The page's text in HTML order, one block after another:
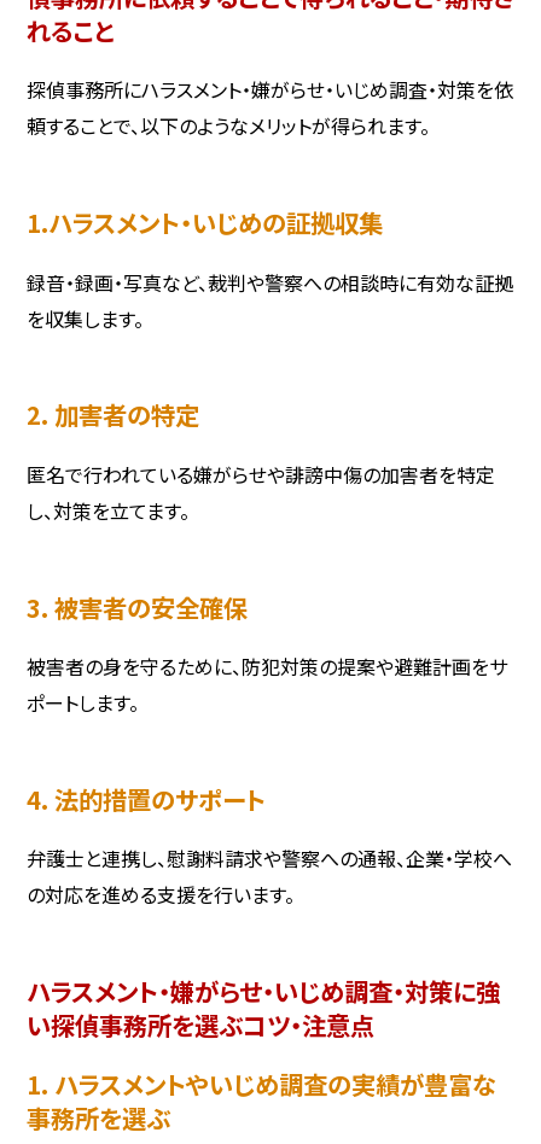
れること
探偵事務所にハラスメント・嫌がらせ・いじめ調査・対策を依
頼することで、以下のようなメリットが得られます。
1.ハラスメント・いじめの証拠収集
録音・録画・写真など、裁判や警察への相談時に有効な証拠
を収集します。
2. 加害者の特定
匿名で行われている嫌がらせや誹謗中傷の加害者を特定
し、対策を立てます。
3. 被害者の安全確保
被害者の身を守るために、防犯対策の提案や避難計画をサ
ポートします。
4. 法的措置のサポート
弁護士と連携し、慰謝料請求や警察への通報、企業・学校へ
の対応を進める支援を行います。
ハラスメント・嫌がらせ・いじめ調査・対策に強
い探偵事務所を選ぶコツ・注意点
1. ハラスメントやいじめ調査の実績が豊富な
事務所を選ぶ